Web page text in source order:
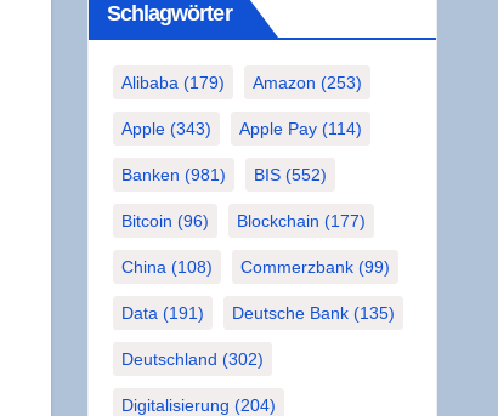
Schlag­wör­ter
Alibaba (179) Amazon (253)
Apple(343) Apple Pay(114)
Banken (981) BIS(552)
Bitcoin (96) Blockchain (177)
China (108) Commerzbank(99)
Data (191) Deutsche Bank(135)
Deutschland (302)
Digitalisierung (204)